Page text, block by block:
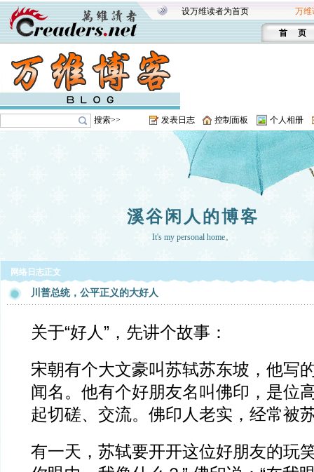
设万维读者为首页 万维
首 页
搜索>> 发表日志 控制面板 个人相册
溪谷闲人的博客
It's my personal home。
网络日志正文
川普总统，公平正义的大好人
关于“好人”，先讲个故事：
宋朝有个大文豪叫苏轼苏东坡，他写
闻名。他有个好朋友名叫佛印，是位
起切磋、交流。佛印人老实，经常被
有一天，苏轼要开开这位好朋友的玩